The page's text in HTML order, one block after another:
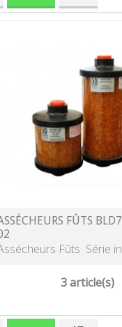
FÛTS
Fûts Série
3 article(s)